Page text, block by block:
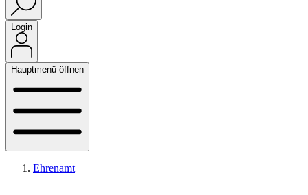
Login
Hauptmenü öffnen
Ehrenamt